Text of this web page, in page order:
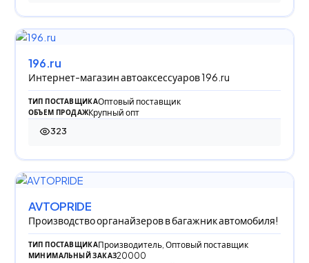
196.ru
Интернет-магазин автоаксессуаров 196.ru
ТИП ПОСТАВЩИКАОптовый поставщик
ОБЪЕМ ПРОДАЖКрупный опт
323
323 просмотра
AVTOPRIDE
Производство органайзеров в багажник автомобиля!
ТИП ПОСТАВЩИКАПроизводитель, Оптовый поставщик
МИНИМАЛЬНЫЙ ЗАКАЗ20000